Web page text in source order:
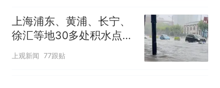
上海浦东、黄浦、长宁、
徐汇等地30多处积水点正
在抢排
上观新闻 77跟贴